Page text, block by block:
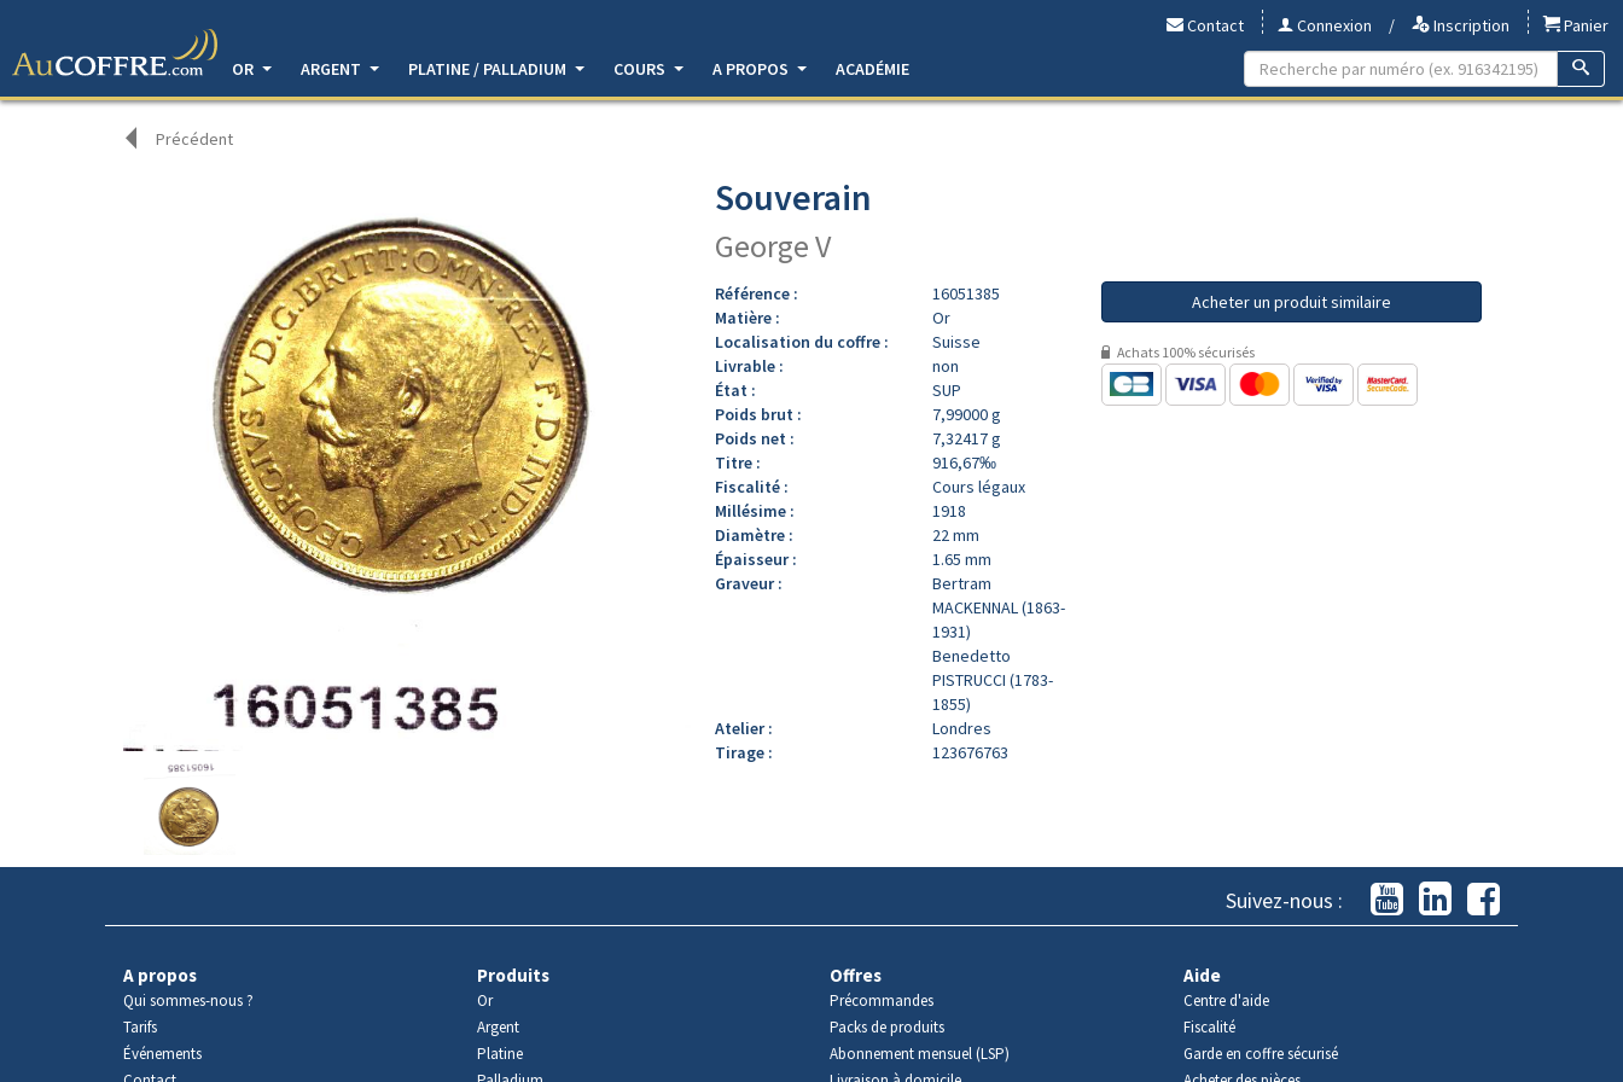
Contact Connexion / Inscription
Panier
OR
ARGENT PLATINE / PALLADIUM COURS A PROPOS ACADÉMIE
Précédent
produit
Souverain
George V
Référence :
16051385
Matière :
Or
Localisation du coffre :
Suisse
Livrable :
non
État :
SUP
Poids brut :
7,99000 g
Poids net :
7,32417 g
Titre :
916,67‰
Fiscalité :
Cours légaux
Millésime :
1918
Diamètre :
22 mm
Épaisseur :
1.65 mm
Graveur :
Bertram
MACKENNAL (1863-
1931)
Benedetto
PISTRUCCI (1783-
1855)
Atelier :
Londres
Tirage :
123676763
Acheter un produit similaire
Achats 100% sécurisés
Suivez-nous :
A propos
Qui sommes-nous ?
Tarifs
Événements
Produits
Or
Argent
Platine
Offres
Précommandes
Packs de produits
Abonnement mensuel (LSP)
Aide
Centre d'aide
Fiscalité
Garde en coffre sécurisé